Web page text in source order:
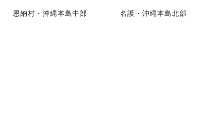
恩納村・沖縄本島中部 名護・沖縄本島北部